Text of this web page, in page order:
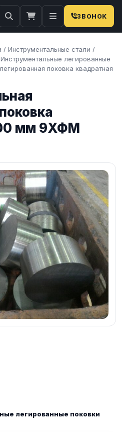
ЗВОНОК
/ Инструментальные стали /
Инструментальные легированные
поковка квадратная
мм 9ХФМ
легированные поковки